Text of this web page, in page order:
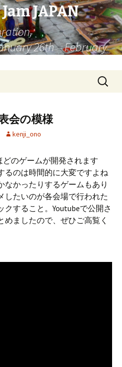
JAPAN
26th – February
検
索:
会の模様
kenji_ono
どのゲームが開発されます
るのは時間的に大変ですよね
なかったりするゲームもあり
したいのが各会場で行われた
すること。Youtubeで公開さ
ましたので、ぜひご高覧く